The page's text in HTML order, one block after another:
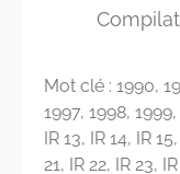
Mot clé : 1990,
1997, 1998, 1999,
IR 13, IR 14, IR 15,
21, IR 22, IR 23,